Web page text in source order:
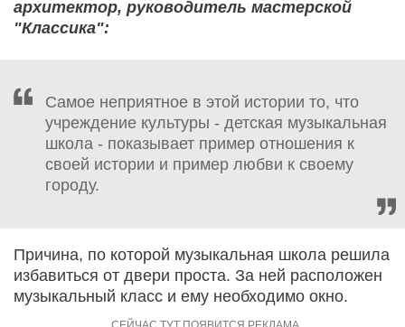
архитектор, руководитель мастерской
"Классика":
Самое неприятное в этой истории то, что
учреждение культуры - детская музыкальная
школа - показывает пример отношения к
своей истории и пример любви к своему
городу.
Причина, по которой музыкальная школа решила
избавиться от двери проста. За ней расположен
музыкальный класс и ему необходимо окно.